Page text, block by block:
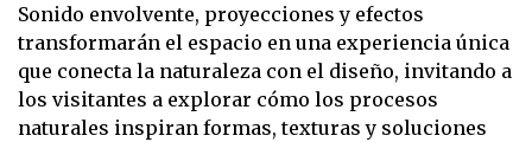
Sonido envolvente, proyecciones y efectos
transformarán el espacio en una experiencia única
que conecta la naturaleza con el diseño, invitando a
los visitantes a explorar cómo los procesos
naturales inspiran formas, texturas y soluciones